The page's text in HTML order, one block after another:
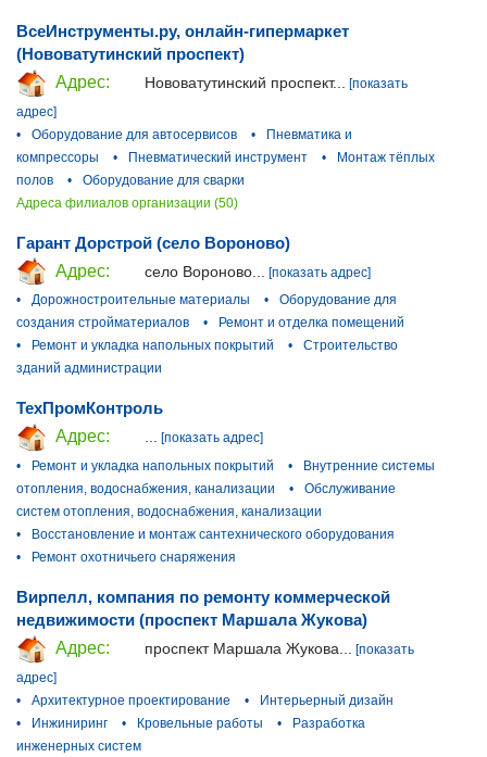
ВсеИнструменты.ру, онлайн-гипермаркет
(Нововатутинский проспект)
Адрес:
Нововатутинский проспект...
[показать
адрес]
•
Оборудование для автосервисов •
Пневматика и
компрессоры
• Пневматический инструмент •
Монтаж тёплых
полов
•
Оборудование для сварки
Адреса филиалов организации (50)
Гарант Дорстрой (село Вороново)
Адрес:
село Вороново...
[показать адрес]
•
Дорожностроительные материалы •
Оборудование для
создания стройматериалов
•
Ремонт и отделка помещений
•
Ремонт и укладка напольных покрытий •
Строительство
зданий администрации
ТехПромКонтроль
Адрес:
... [показать адрес]
•
Ремонт и укладка напольных покрытий •
Внутренние системы
отопления, водоснабжения, канализации
•
Обслуживание
систем отопления, водоснабжения, канализации
•
Восстановление и монтаж сантехнического оборудования
•
Ремонт охотничьего снаряжения
Вирпелл, компания по ремонту коммерческой
недвижимости (проспект Маршала Жукова)
Адрес:
проспект Маршала Жукова... [показать
адрес]
•
Архитектурное проектирование •
Интерьерный дизайн
•
Инжиниринг • Кровельные работы •
Разработка
инженерных систем